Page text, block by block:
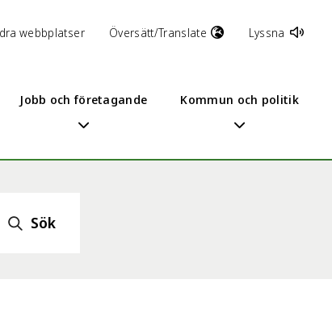
webbplatser Översätt/Translate Lyssna
Jobb och företagande Kommun och politik
Sök